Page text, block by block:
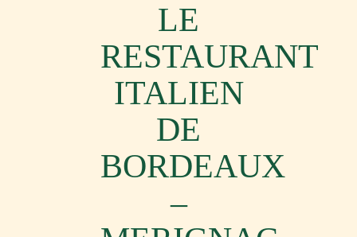
LE
RESTAURANT
ITALIEN
DE
BORDEAUX
–